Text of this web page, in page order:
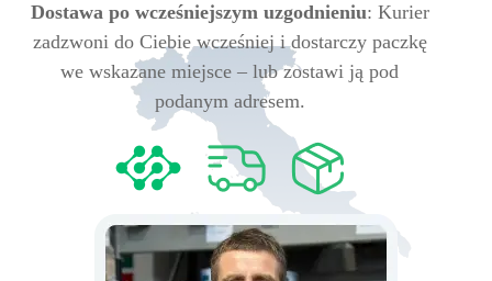
Dostawa po wcześniejszym uzgodnieniu: Kurier
zadzwoni do Ciebie wcześniej i dostarczy paczkę
we wskazane miejsce – lub zostawi ją pod
podanym adresem.